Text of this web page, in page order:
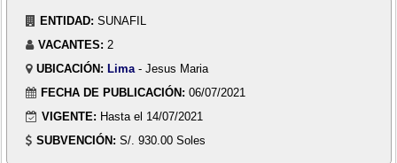
ENTIDAD: SUNAFIL
VACANTES: 2
UBICACIÓN: Lima - Jesus Maria
FECHA DE PUBLICACIÓN: 06/07/2021
VIGENTE: Hasta el 14/07/2021
SUBVENCIÓN: S/. 930.00 Soles